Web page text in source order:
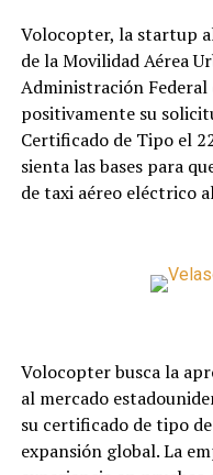
Volocopter, la startup
de la Movilidad Aérea
Administración Federal
positivamente su
Certificado de Tipo el
sienta las bases para
de taxi aéreo eléctrico
Volocopter busca la
al mercado
su certificado de tipo
expansión global. La